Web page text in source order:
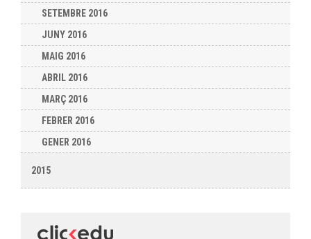
SETEMBRE 2016
JUNY 2016
MAIG 2016
ABRIL 2016
MARÇ 2016
FEBRER 2016
GENER 2016
2015